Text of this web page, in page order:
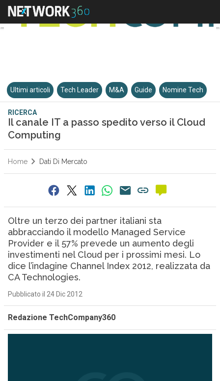
Ultimi articoli Tech Leader M&A Guide Nomine Tech
RICERCA
Il canale IT a passo spedito verso il Cloud
Computing
Home Dati Di Mercato
Oltre un terzo dei partner italiani sta
abbracciando il modello Managed Service
Provider e il 57% prevede un aumento degli
investimenti nel Cloud per i prossimi mesi. Lo
dice l’indagine Channel Index 2012, realizzata da
CA Technologies.
Pubblicato il 24 Dic 2012
Redazione TechCompany360